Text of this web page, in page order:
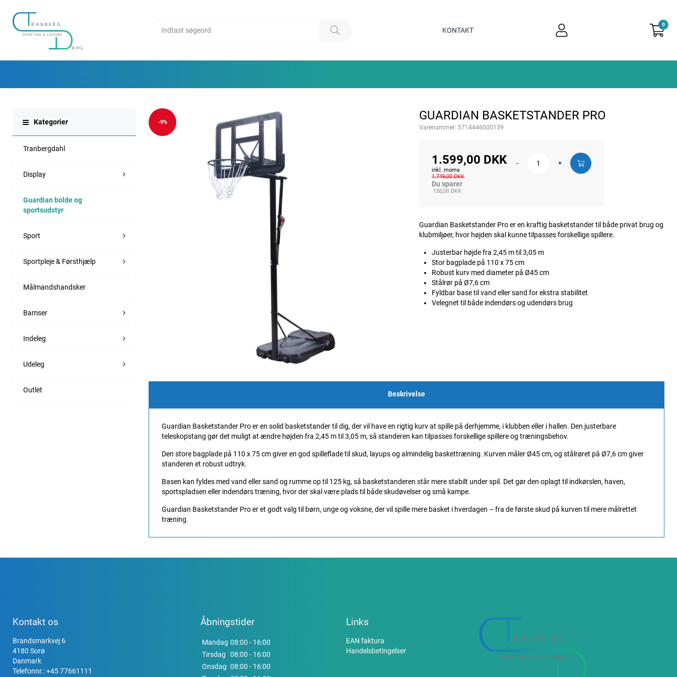
KONTAKT
0
Kategorier
Tranbergdahl
Display
Guardian bolde og
sportsudstyr
Sport
Sportpleje & Førsthjælp
Målmandshandsker
Bamser
Indeleg
Udeleg
Outlet
-9% GUARDIAN BASKETSTANDER PRO
Varenummer: 5714446000139
1.599,00 DKK
inkl. moms
1.749,00 DKK
Du sparer
150,00 DKK
- +
Guardian Basketstander Pro er en kraftig basketstander til både privat brug og
klubmiljøer, hvor højden skal kunne tilpasses forskellige spillere.
Justerbar højde fra 2,45 m til 3,05 m
Stor bagplade på 110 x 75 cm
Robust kurv med diameter på Ø45 cm
Stålrør på Ø7,6 cm
Fyldbar base til vand eller sand for ekstra stabilitet
Velegnet til både indendørs og udendørs brug
Beskrivelse
Guardian Basketstander Pro er en solid basketstander til dig, der vil have en rigtig kurv at spille på derhjemme, i klubben eller i hallen. Den justerbare
teleskopstang gør det muligt at ændre højden fra 2,45 m til 3,05 m, så standeren kan tilpasses forskellige spillere og træningsbehov.
Den store bagplade på 110 x 75 cm giver en god spilleflade til skud, layups og almindelig baskettræning. Kurven måler Ø45 cm, og stålrøret på Ø7,6 cm giver
standeren et robust udtryk.
Basen kan fyldes med vand eller sand og rumme op til 125 kg, så basketstanderen står mere stabilt under spil. Det gør den oplagt til indkørslen, haven,
sportspladsen eller indendørs træning, hvor der skal være plads til både skudøvelser og små kampe.
Guardian Basketstander Pro er et godt valg til børn, unge og voksne, der vil spille mere basket i hverdagen – fra de første skud på kurven til mere målrettet
træning.
Kontakt os
Brandsmarkvej 6
4180 Sorø
Danmark
Telefonnr.:+45 77661111
Åbningstider
Mandag 08:00 - 16:00
Tirsdag
08:00 - 16:00
Onsdag 08:00 - 16:00
Links
EAN faktura
Handelsbetingelser